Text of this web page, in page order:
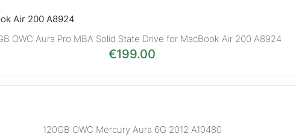
OWC Aura Pro MBA Solid State Drive for MacBook Air 200 A8924
€199.00
120GB OWC Mercury Aura 6G 2012 A10480